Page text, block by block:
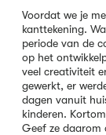
Voordat we je
kanttekening.
periode van de
op het
veel creativiteit
gewerkt, er
dagen vanuit
kinderen.
Geef ze daarom